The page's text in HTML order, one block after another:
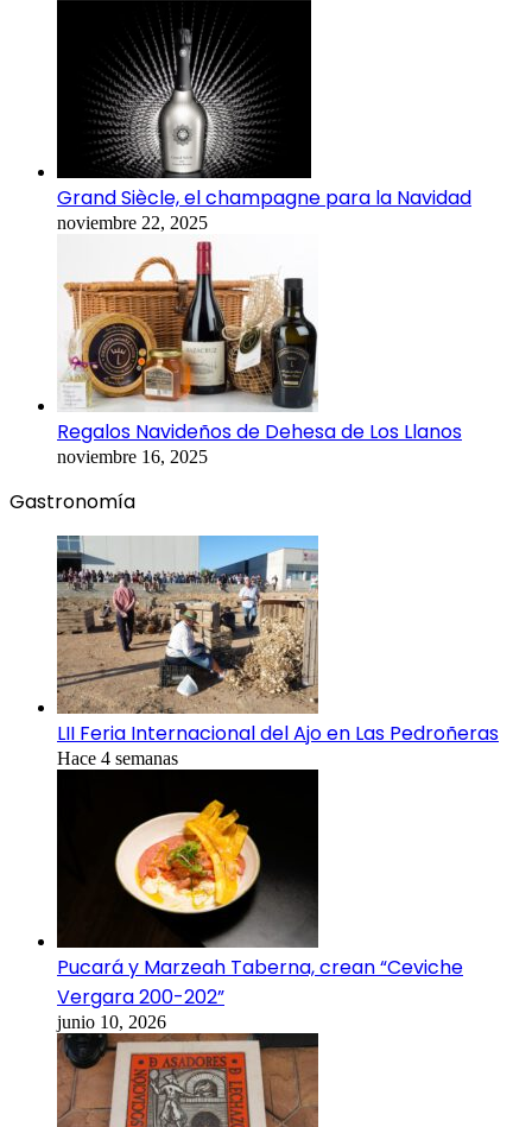
Grand Siècle, el champagne para la Navidad
noviembre 22, 2025
Regalos Navideños de Dehesa de Los Llanos
noviembre 16, 2025
Gastronomía
LII Feria Internacional del Ajo en Las Pedroñeras
Hace 4 semanas
Pucará y Marzeah Taberna, crean “Ceviche
Vergara 200-202”
junio 10, 2026